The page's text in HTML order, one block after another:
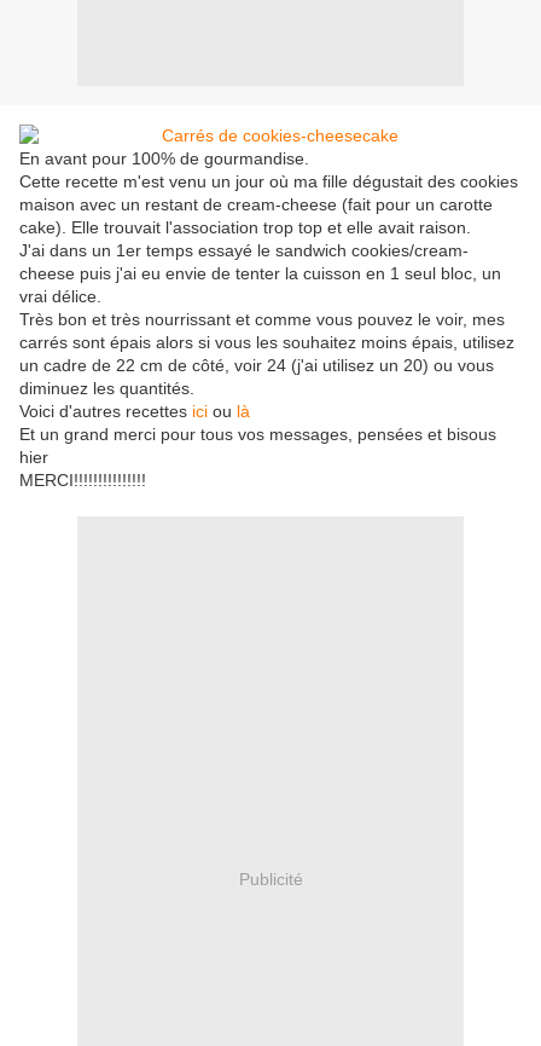
En avant pour 100% de gourmandise.
Cette recette m'est venu un jour où ma fille dégustait des cookies
maison avec un restant de cream-cheese (fait pour un carotte
cake). Elle trouvait l'association trop top et elle avait raison.
J'ai dans un 1er temps essayé le sandwich cookies/cream-
cheese puis j'ai eu envie de tenter la cuisson en 1 seul bloc, un
vrai délice.
Très bon et très nourrissant et comme vous pouvez le voir, mes
carrés sont épais alors si vous les souhaitez moins épais, utilisez
un cadre de 22 cm de côté, voir 24 (j'ai utilisez un 20) ou vous
diminuez les quantités.
Voici d'autres recettes ici ou là
Et un grand merci pour tous vos messages, pensées et bisous
hier
MERCI!!!!!!!!!!!!!!!
Publicité